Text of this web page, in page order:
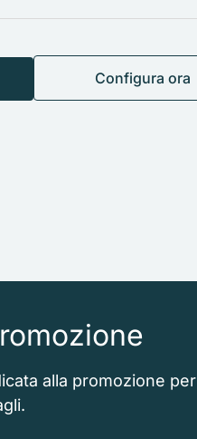
Configura ora
alla promozione per